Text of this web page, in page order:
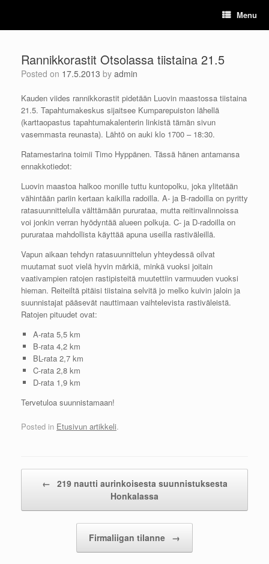
content
Menu
Rannikkorastit Otsolassa tiistaina 21.5
Posted on 17.5.2013 by admin
Kauden viides rannikkorastit pidetään Luovin maastossa tiistaina
21.5. Tapahtumakeskus sijaitsee Kumparepuiston lähellä
(karttaopastus tapahtumakalenterin linkistä tämän sivun
vasemmasta reunasta). Lähtö on auki klo 1700 – 18:30.
Ratamestarina toimii Timo Hyppänen. Tässä hänen antamansa
ennakkotiedot:
Luovin maastoa halkoo monille tuttu kuntopolku, joka ylitetään
vähintään pariin kertaan kaikilla radoilla. A- ja B-radoilla on pyritty
ratasuunnittelulla välttämään pururataa, mutta reitinvalinnoissa
voi jonkin verran hyödyntää alueen polkuja. C- ja D-radoilla on
pururataa mahdollista käyttää apuna useilla rastiväleillä.
Vapun aikaan tehdyn ratasuunnittelun yhteydessä oilvat
muutamat suot vielä hyvin märkiä, minkä vuoksi joitain
vaativampien ratojen rastipisteitä muutettiin varmuuden vuoksi
hieman. Reiteiltä pitäisi tiistaina selvitä jo melko kuivin jaloin ja
suunnistajat pääsevät nauttimaan vaihtelevista rastiväleistä.
Ratojen pituudet ovat:
A-rata 5,5 km
B-rata 4,2 km
BL-rata 2,7 km
C-rata 2,8 km
D-rata 1,9 km
Tervetuloa suunnistamaan!
Posted in Etusivun artikkeli.
← 219 nautti aurinkoisesta suunnistuksesta
Honkalassa
Firmaliigan tilanne →